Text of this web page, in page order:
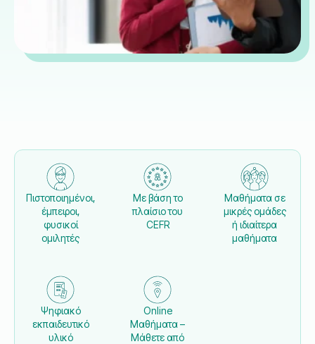
Πιστοποιημένοι,
έμπειροι,
φυσικοί
ομιλητές
Με βάση το
πλαίσιο του
CEFR
Μαθήματα σε
μικρές ομάδες
ή ιδιαίτερα
μαθήματα
Ψηφιακό
εκπαιδευτικό
υλικό
Online
Μαθήματα –
Μάθετε από